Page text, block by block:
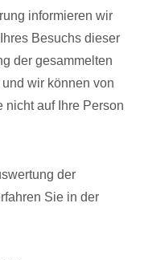
informieren wir
Besuchs dieser
der gesammelten
wir können von
nicht auf Ihre Person
der
Sie in der